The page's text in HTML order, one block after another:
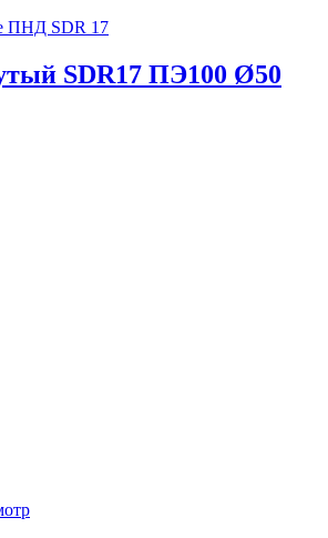
ПНД SDR 17
SDR17 ПЭ100 Ø50